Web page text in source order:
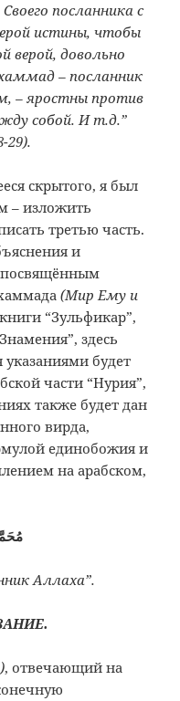
посланника с
истины, чтобы
верой, довольно
– посланник
– яростны против
собой. И т.д.”
29).
скрытого, я был
– изложить
третью часть.
и
посвящённым
(Мир Ему и
“Зульфикар”,
здесь
будет
части “Нурия”,
также будет дан
вирда,
единобожия и
на арабском,
Аллаха”.
, отвечающий на